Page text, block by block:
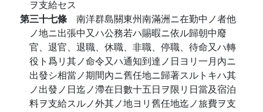
ヲ支給セス
第三十七條 南洋群島關東州南滿洲ニ在勤中ノ者他
ノ地ニ出張中又ハ公務若ハ賜暇ニ依ル歸朝中廢
官、退官、退職、休職、非職、停職、待命又ハ轉
役ト爲リ其ノ命令又ハ通知到達ノ日ヨリ一月內ニ
出發シ相當ノ期間內ニ舊任地ニ歸著スルトキハ其
ノ出發ノ日迄ノ滯在日數十五日ヲ限リ日當及宿泊
料ヲ支給スルノ外其ノ地ヨリ舊任地迄ノ旅費ヲ支